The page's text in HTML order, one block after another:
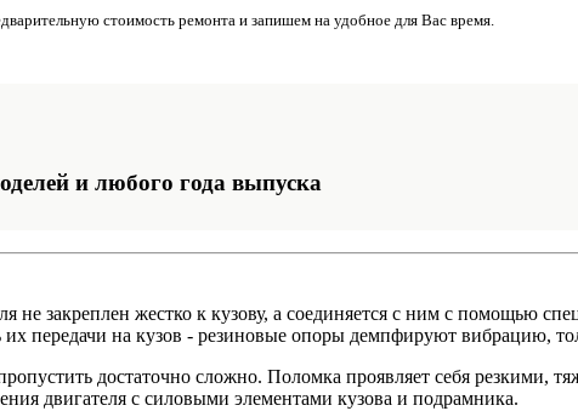
стоимость ремонта и запишем на удобное для Вас время.
и любого года выпуска
не закреплен жестко к кузову, а соединяется с ним с помощью
передачи на кузов - резиновые опоры демпфируют вибрацию,
достаточно сложно. Поломка проявляет себя резкими,
двигателя с силовыми элементами кузова и подрамника.